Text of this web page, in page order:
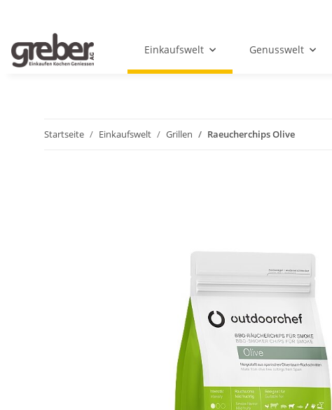
Einkaufswelt Genusswelt
Startseite Einkaufswelt Grillen Raeucherchips Olive